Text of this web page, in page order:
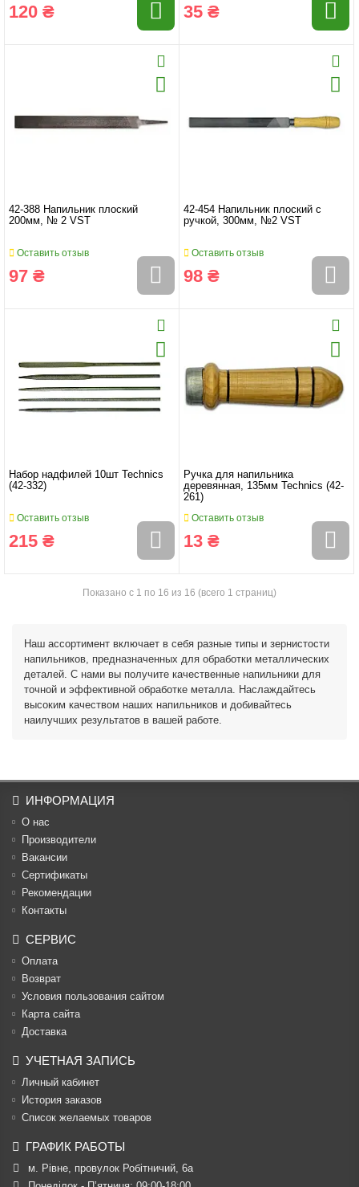
120 ₴ 35 ₴
42-388 Напильник плоский
200мм, № 2 VST
Оставить отзыв
97 ₴
42-454 Напильник плоский с
ручкой, 300мм, №2 VST
Оставить отзыв
98 ₴
Набор надфилей 10шт Technics
(42-332)
Оставить отзыв
215 ₴
Ручка для напильника
деревянная, 135мм Technics (42-
261)
Оставить отзыв
13 ₴
Показано с 1 по 16 из 16 (всего 1 страниц)
Наш ассортимент включает в себя разные типы и зернистости
напильников, предназначенных для обработки металлических
деталей. С нами вы получите качественные напильники для
точной и эффективной обработке металла. Наслаждайтесь
высоким качеством наших напильников и добивайтесь
наилучших результатов в вашей работе.
ИНФОРМАЦИЯ
О нас
Производители
Вакансии
Cертификаты
Рекомендации
Контакты
СЕРВИС
Оплата
Возврат
Условия пользования сайтом
Карта сайта
Доставка
УЧЕТНАЯ ЗАПИСЬ
Личный кабинет
История заказов
Список желаемых товаров
ГРАФИК РАБОТЫ
м. Рівне, провулок Робітничий, 6а